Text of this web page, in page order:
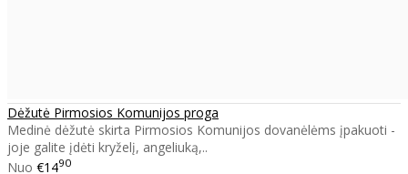
Dėžutė Pirmosios Komunijos proga
Medinė dėžutė skirta Pirmosios Komunijos dovanėlėms įpakuoti -
joje galite įdėti kryželį, angeliuką,..
Nuo €1490